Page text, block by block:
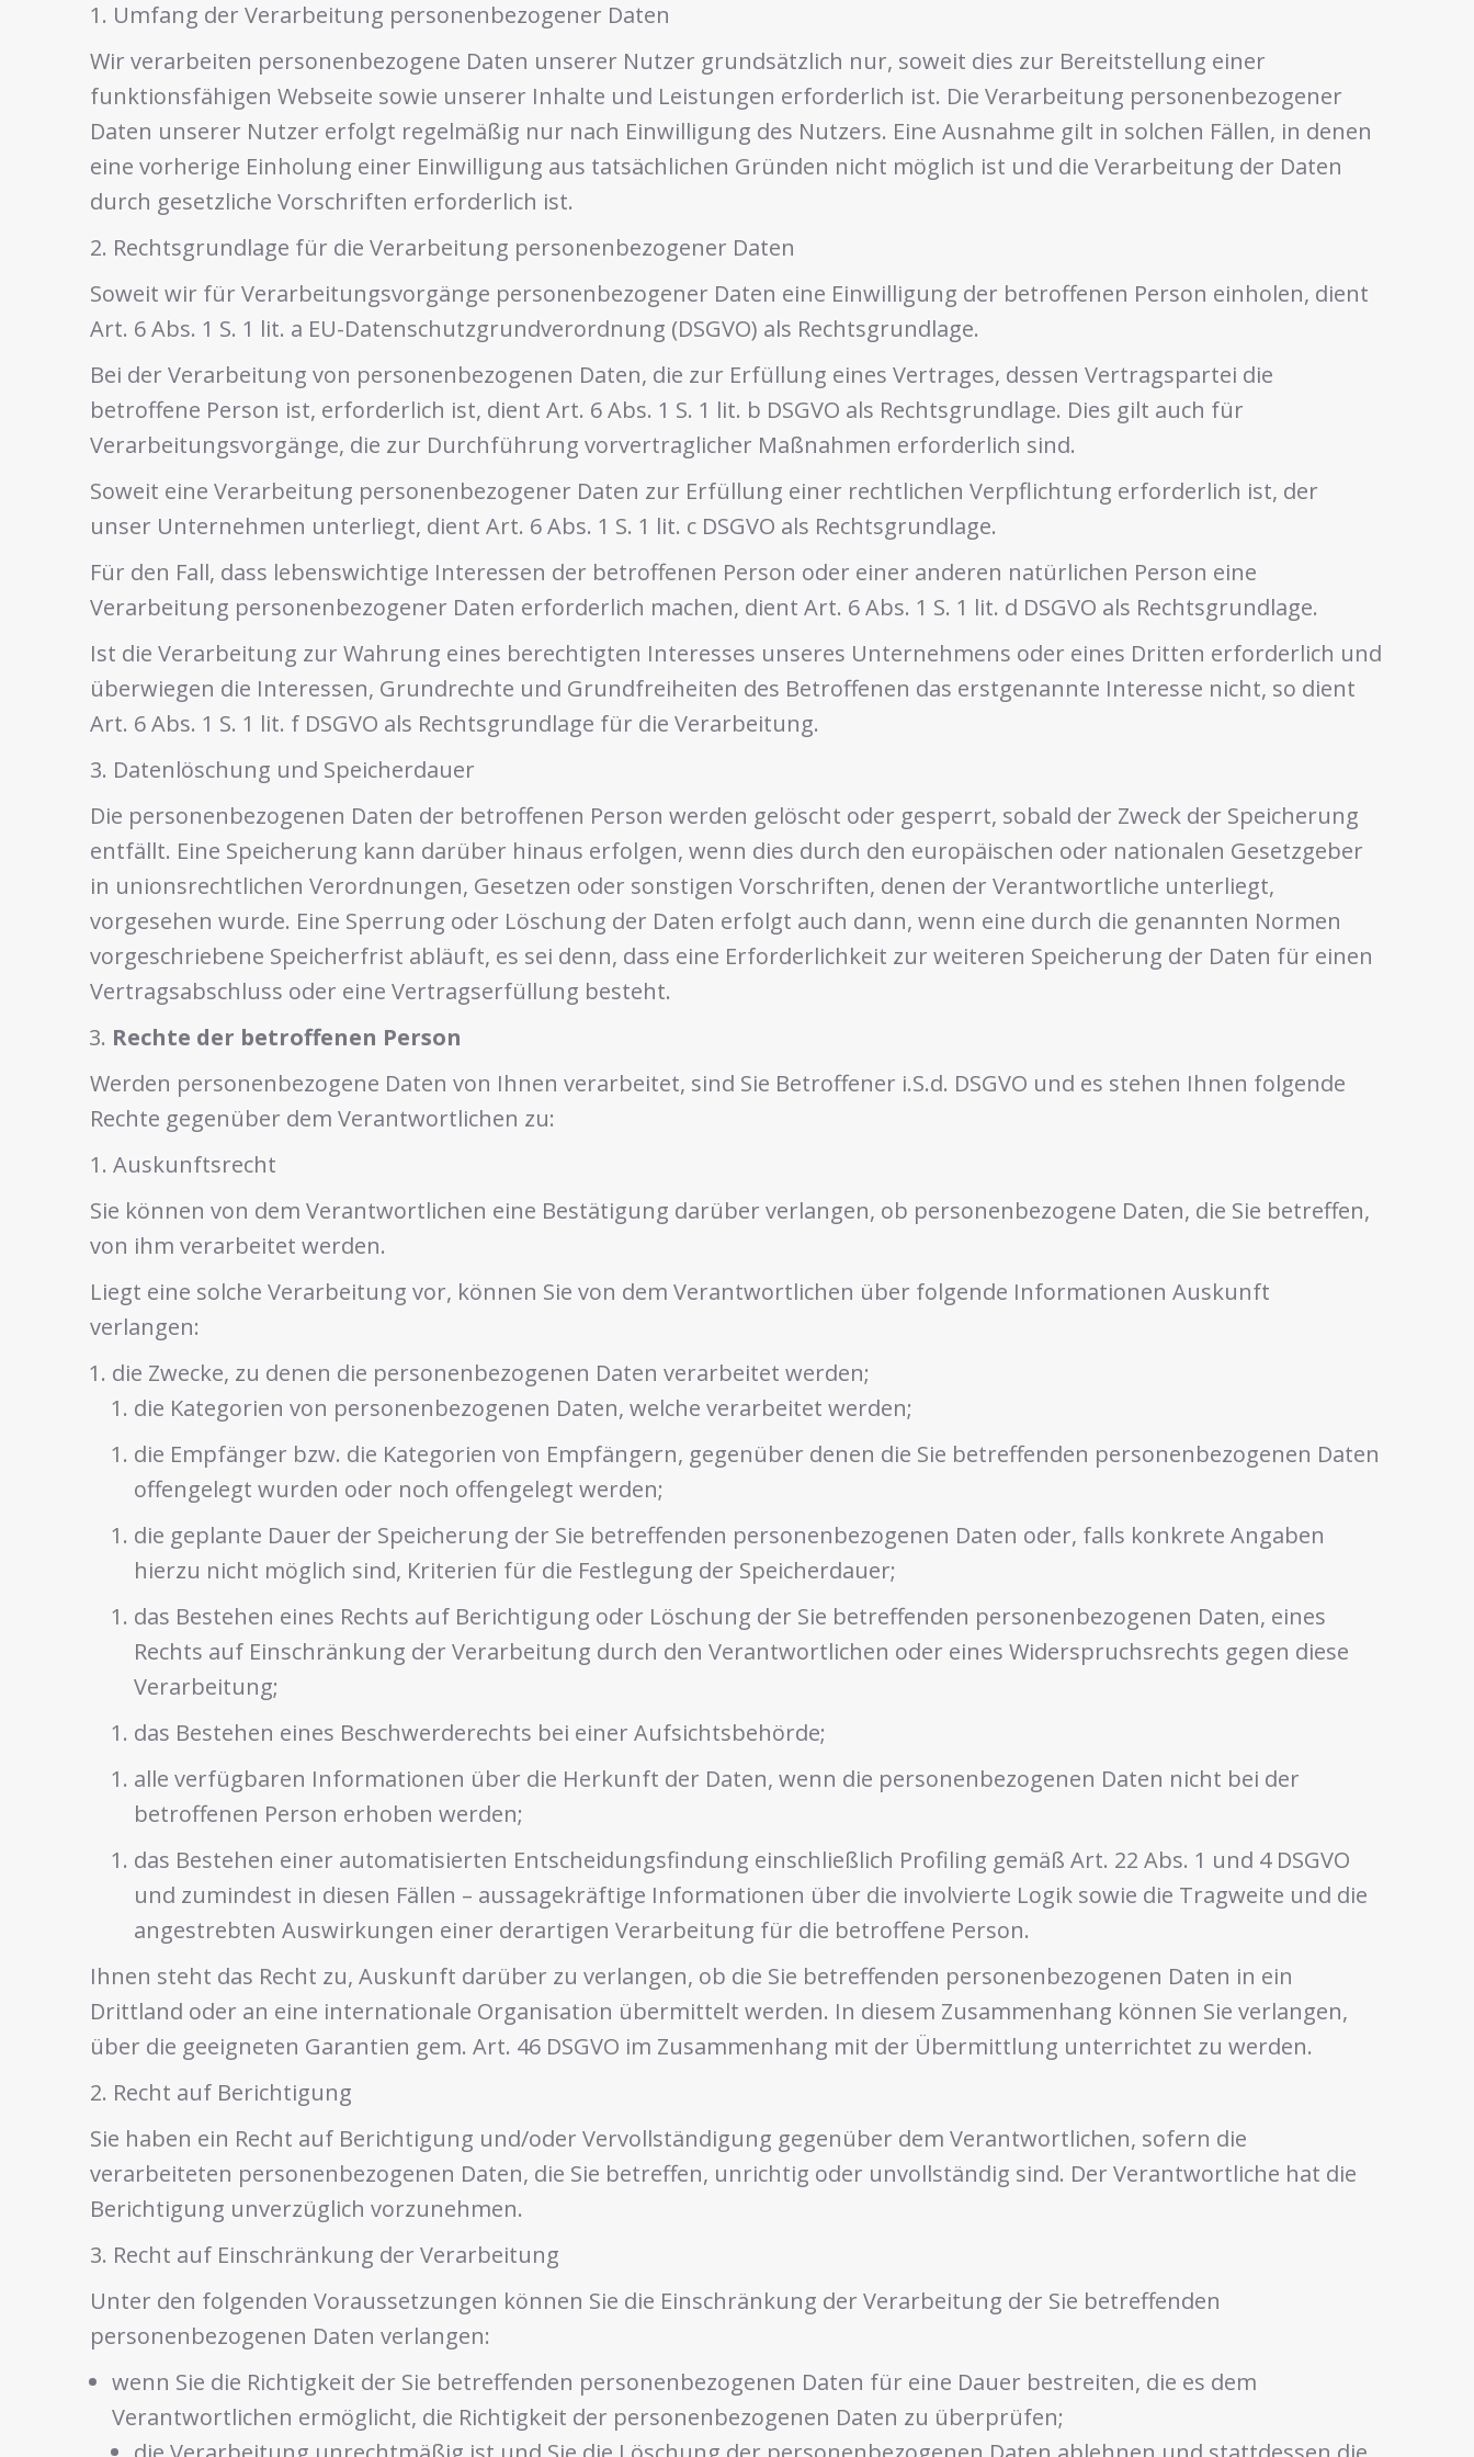
1. Umfang der Verarbeitung personenbezogener Daten
Wir verarbeiten personenbezogene Daten unserer Nutzer grundsätzlich nur, soweit dies zur Bereitstellung einer
funktionsfähigen Webseite sowie unserer Inhalte und Leistungen erforderlich ist. Die Verarbeitung personenbezogener
Daten unserer Nutzer erfolgt regelmäßig nur nach Einwilligung des Nutzers. Eine Ausnahme gilt in solchen Fällen, in denen
eine vorherige Einholung einer Einwilligung aus tatsächlichen Gründen nicht möglich ist und die Verarbeitung der Daten
durch gesetzliche Vorschriften erforderlich ist.
2. Rechtsgrundlage für die Verarbeitung personenbezogener Daten
Soweit wir für Verarbeitungsvorgänge personenbezogener Daten eine Einwilligung der betroffenen Person einholen, dient
Art. 6 Abs. 1 S. 1 lit. a EU-Datenschutzgrundverordnung (DSGVO) als Rechtsgrundlage.
Bei der Verarbeitung von personenbezogenen Daten, die zur Erfüllung eines Vertrages, dessen Vertragspartei die
betroffene Person ist, erforderlich ist, dient Art. 6 Abs. 1 S. 1 lit. b DSGVO als Rechtsgrundlage. Dies gilt auch für
Verarbeitungsvorgänge, die zur Durchführung vorvertraglicher Maßnahmen erforderlich sind.
Soweit eine Verarbeitung personenbezogener Daten zur Erfüllung einer rechtlichen Verpflichtung erforderlich ist, der
unser Unternehmen unterliegt, dient Art. 6 Abs. 1 S. 1 lit. c DSGVO als Rechtsgrundlage.
Für den Fall, dass lebenswichtige Interessen der betroffenen Person oder einer anderen natürlichen Person eine
Verarbeitung personenbezogener Daten erforderlich machen, dient Art. 6 Abs. 1 S. 1 lit. d DSGVO als Rechtsgrundlage.
Ist die Verarbeitung zur Wahrung eines berechtigten Interesses unseres Unternehmens oder eines Dritten erforderlich und
überwiegen die Interessen, Grundrechte und Grundfreiheiten des Betroffenen das erstgenannte Interesse nicht, so dient
Art. 6 Abs. 1 S. 1 lit. f DSGVO als Rechtsgrundlage für die Verarbeitung.
3. Datenlöschung und Speicherdauer
Die personenbezogenen Daten der betroffenen Person werden gelöscht oder gesperrt, sobald der Zweck der Speicherung
entfällt. Eine Speicherung kann darüber hinaus erfolgen, wenn dies durch den europäischen oder nationalen Gesetzgeber
in unionsrechtlichen Verordnungen, Gesetzen oder sonstigen Vorschriften, denen der Verantwortliche unterliegt,
vorgesehen wurde. Eine Sperrung oder Löschung der Daten erfolgt auch dann, wenn eine durch die genannten Normen
vorgeschriebene Speicherfrist abläuft, es sei denn, dass eine Erforderlichkeit zur weiteren Speicherung der Daten für einen
Vertragsabschluss oder eine Vertragserfüllung besteht.
Rechte der betroffenen Person
Werden personenbezogene Daten von Ihnen verarbeitet, sind Sie Betroffener i.S.d. DSGVO und es stehen Ihnen folgende
Rechte gegenüber dem Verantwortlichen zu:
1. Auskunftsrecht
Sie können von dem Verantwortlichen eine Bestätigung darüber verlangen, ob personenbezogene Daten, die Sie betreffen,
von ihm verarbeitet werden.
Liegt eine solche Verarbeitung vor, können Sie von dem Verantwortlichen über folgende Informationen Auskunft
verlangen:
die Zwecke, zu denen die personenbezogenen Daten verarbeitet werden;
die Kategorien von personenbezogenen Daten, welche verarbeitet werden;
die Empfänger bzw. die Kategorien von Empfängern, gegenüber denen die Sie betreffenden personenbezogenen Daten
offengelegt wurden oder noch offengelegt werden;
die geplante Dauer der Speicherung der Sie betreffenden personenbezogenen Daten oder, falls konkrete Angaben
hierzu nicht möglich sind, Kriterien für die Festlegung der Speicherdauer;
das Bestehen eines Rechts auf Berichtigung oder Löschung der Sie betreffenden personenbezogenen Daten, eines
Rechts auf Einschränkung der Verarbeitung durch den Verantwortlichen oder eines Widerspruchsrechts gegen diese
Verarbeitung;
das Bestehen eines Beschwerderechts bei einer Aufsichtsbehörde;
alle verfügbaren Informationen über die Herkunft der Daten, wenn die personenbezogenen Daten nicht bei der
betroffenen Person erhoben werden;
das Bestehen einer automatisierten Entscheidungsfindung einschließlich Profiling gemäß Art. 22 Abs. 1 und 4 DSGVO
und zumindest in diesen Fällen – aussagekräftige Informationen über die involvierte Logik sowie die Tragweite und die
angestrebten Auswirkungen einer derartigen Verarbeitung für die betroffene Person.
Ihnen steht das Recht zu, Auskunft darüber zu verlangen, ob die Sie betreffenden personenbezogenen Daten in ein
Drittland oder an eine internationale Organisation übermittelt werden. In diesem Zusammenhang können Sie verlangen,
über die geeigneten Garantien gem. Art. 46 DSGVO im Zusammenhang mit der Übermittlung unterrichtet zu werden.
2. Recht auf Berichtigung
Sie haben ein Recht auf Berichtigung und/oder Vervollständigung gegenüber dem Verantwortlichen, sofern die
verarbeiteten personenbezogenen Daten, die Sie betreffen, unrichtig oder unvollständig sind. Der Verantwortliche hat die
Berichtigung unverzüglich vorzunehmen.
3. Recht auf Einschränkung der Verarbeitung
Unter den folgenden Voraussetzungen können Sie die Einschränkung der Verarbeitung der Sie betreffenden
personenbezogenen Daten verlangen:
wenn Sie die Richtigkeit der Sie betreffenden personenbezogenen Daten für eine Dauer bestreiten, die es dem
Verantwortlichen ermöglicht, die Richtigkeit der personenbezogenen Daten zu überprüfen;